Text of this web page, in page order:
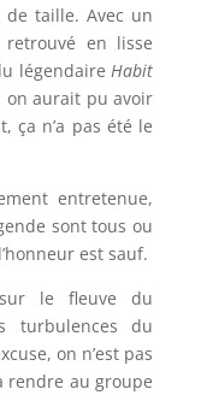
taille. Avec un
retrouvé en lisse
légendaire Habit
on aurait pu avoir
ça n’a pas été le
entretenue,
sont tous ou
est sauf.
le fleuve du
turbulences du
on n’est pas
rendre au groupe